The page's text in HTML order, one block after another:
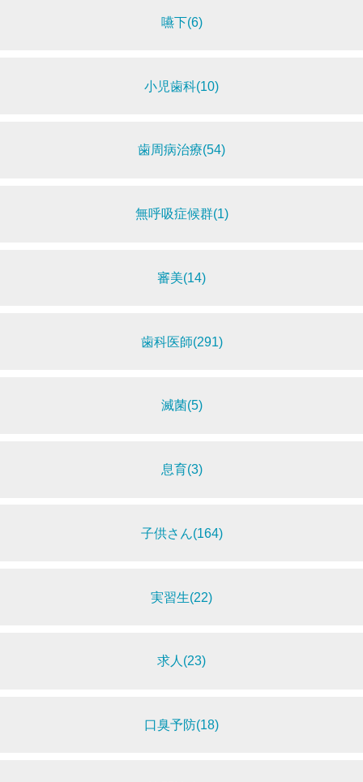
嚥下(6)
小児歯科(10)
歯周病治療(54)
無呼吸症候群(1)
審美(14)
歯科医師(291)
滅菌(5)
息育(3)
子供さん(164)
実習生(22)
求人(23)
口臭予防(18)